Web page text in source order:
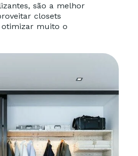
são a melhor
closets
otimizar muito o